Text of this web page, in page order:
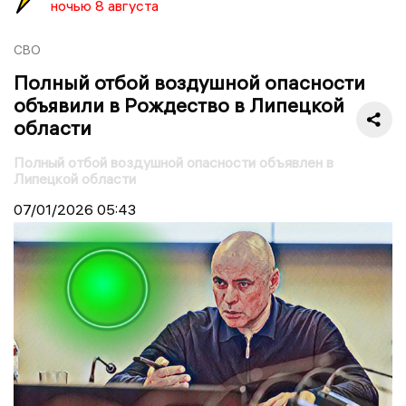
ночью 8 августа
СВО
Полный отбой воздушной опасности
объявили в Рождество в Липецкой
области
Полный отбой воздушной опасности объявлен в
Липецкой области
07/01/2026 05:43